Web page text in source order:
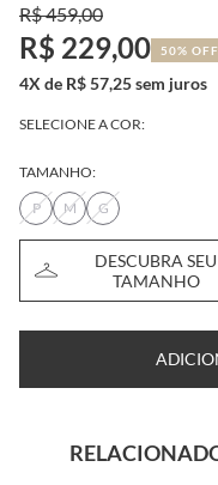
R$ 459,00
R$ 229,00 50% OFF
4X de R$ 57,25 sem juros
SELECIONE A COR:
TAMANHO:
P
M G
DESCUBRA SEU
TAMANHO